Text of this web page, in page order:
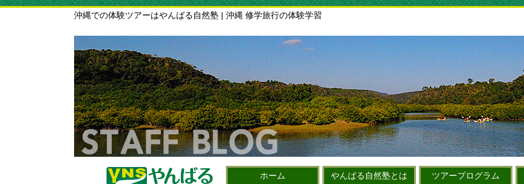
沖縄での体験ツアーはやんばる自然塾 | 沖縄 修学旅行の体験学習
ホーム やんばる自然塾とは ツアープログラム